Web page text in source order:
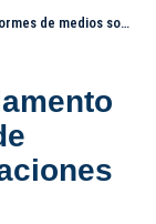
negociaciones con EE.UU.